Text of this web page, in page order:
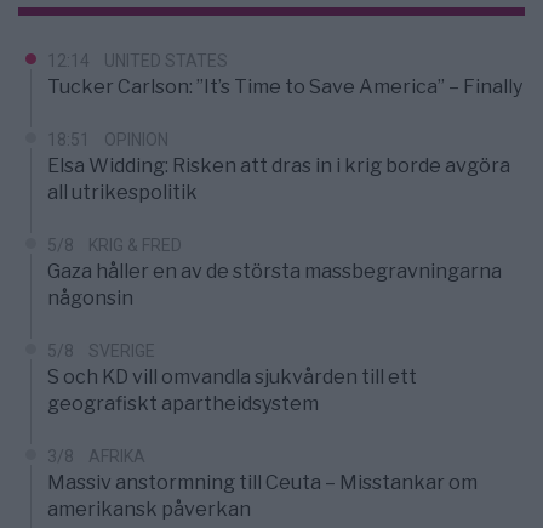
12:14 UNITED STATES
Tucker Carlson: ”It’s Time to Save America” – Finally
18:51 OPINION
Elsa Widding: Risken att dras in i krig borde avgöra
all utrikespolitik
5/8 KRIG & FRED
Gaza håller en av de största massbegravningarna
någonsin
5/8 SVERIGE
S och KD vill omvandla sjukvården till ett
geografiskt apartheidsystem
3/8 AFRIKA
Massiv anstormning till Ceuta – Misstankar om
amerikansk påverkan